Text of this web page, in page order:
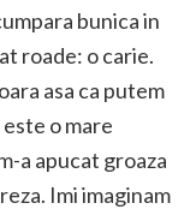
bunica in
roade: o carie.
asa ca putem
o mare
a apucat groaza
Imi imaginam